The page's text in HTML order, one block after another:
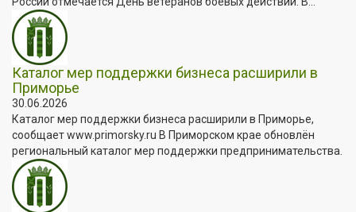
Каталог мер поддержки бизнеса расширили в
Приморье
30.06.2026
Каталог мер поддержки бизнеса расширили в Приморье,
сообщает www.primorsky.ru В Приморском крае обновлён
региональный каталог мер поддержки предпринимательства.